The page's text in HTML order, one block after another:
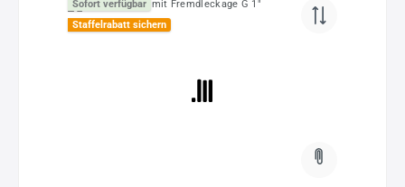
Sofort verfügbar
Staffelrabatt sichern